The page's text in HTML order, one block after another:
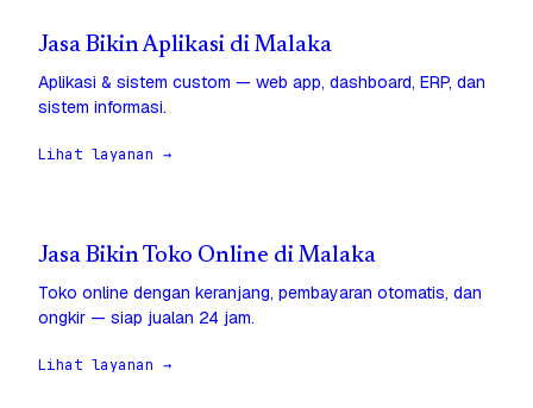
Jasa Bikin Aplikasi di Malaka
Aplikasi & sistem custom — web app, dashboard, ERP, dan
sistem informasi.
Lihat layanan →
Jasa Bikin Toko Online di Malaka
Toko online dengan keranjang, pembayaran otomatis, dan
ongkir — siap jualan 24 jam.
Lihat layanan →